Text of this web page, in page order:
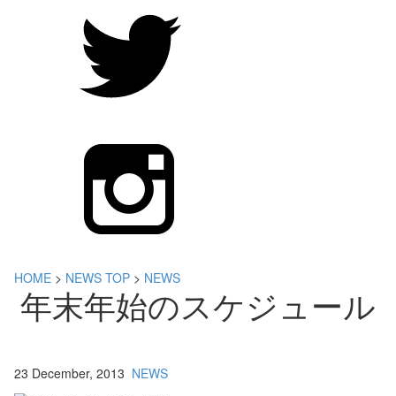
HOME > NEWS TOP > NEWS
年末年始のスケジュール
23 December, 2013 NEWS